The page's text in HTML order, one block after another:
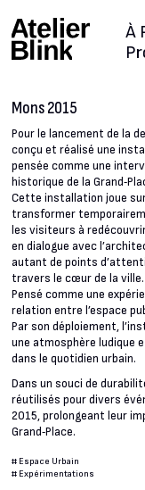
À
Mons 2015
Pour le lancement de la
conçu et réalisé une
pensée comme une
historique de la
Cette installation joue
transformer
les visiteurs à
en dialogue avec
autant de points
travers le cœur de la ville.
Pensé comme une
relation entre l’espace
Par son déploiement,
une atmosphère ludique
dans le quotidien urbain.
Dans un souci de
réutilisés pour divers
2015, prolongeant leur
Grand‑Place.
# Espace Urbain
# Expérimentations